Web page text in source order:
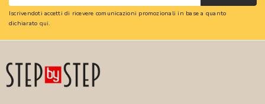
Iscrivendoti accetti di ricevere comunicazioni promozionali in base a quanto
dichiarato qui.